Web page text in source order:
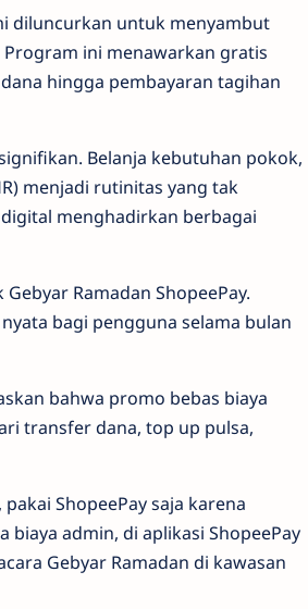
diluncurkan untuk menyambut
Program ini menawarkan gratis
hingga pembayaran tagihan
Belanja kebutuhan pokok,
menjadi rutinitas yang tak
menghadirkan berbagai
Ramadan ShopeePay.
bagi pengguna selama bulan
bahwa promo bebas biaya
transfer dana, top up pulsa,
ShopeePay saja karena
admin, di aplikasi ShopeePay
Gebyar Ramadan di kawasan